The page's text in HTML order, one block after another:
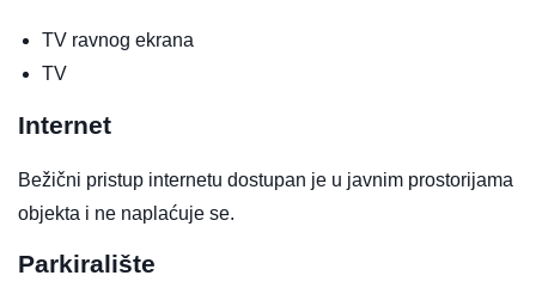
TV ravnog ekrana
TV
Internet
Bežični pristup internetu dostupan je u javnim prostorijama
objekta i ne naplaćuje se.
Parkiralište